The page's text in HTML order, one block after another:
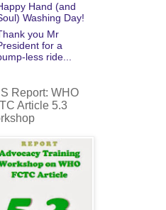
Hand (and
Washing Day!
you Mr
for a
less ride...
Report: WHO
Article 5.3